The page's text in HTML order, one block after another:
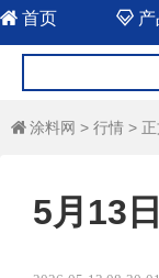
 首页 产
 涂料网 > 行情 > 正
5月13